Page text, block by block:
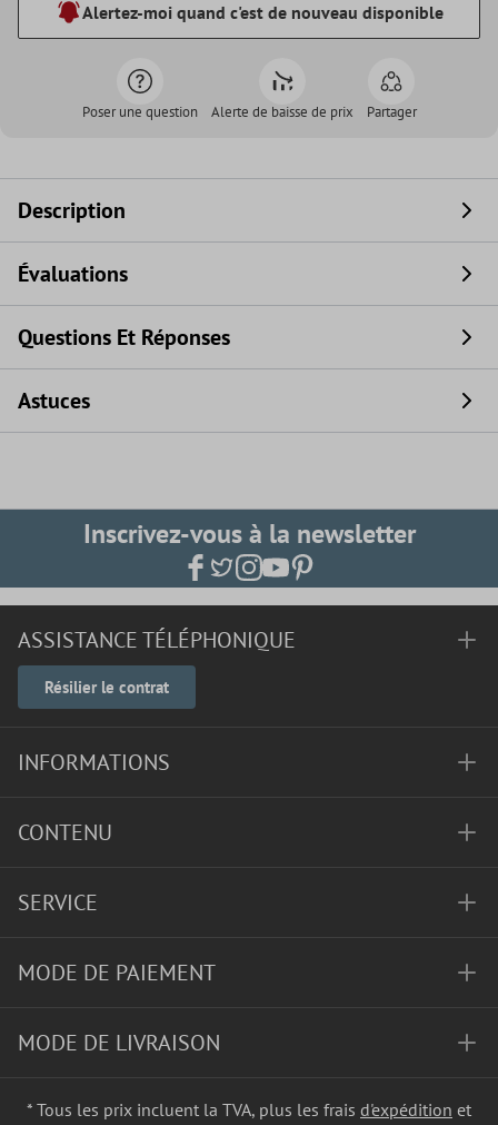
Alertez-moi quand c'est de nouveau disponible
Poser une question Alerte de baisse de prix Partager
Description
Évaluations
Questions Et Réponses
Astuces
Inscrivez-vous à la newsletter
ASSISTANCE TÉLÉPHONIQUE
Résilier le contrat
INFORMATIONS
CONTENU
SERVICE
MODE DE PAIEMENT
MODE DE LIVRAISON
* Tous les prix incluent la TVA, plus les frais d'expédition et